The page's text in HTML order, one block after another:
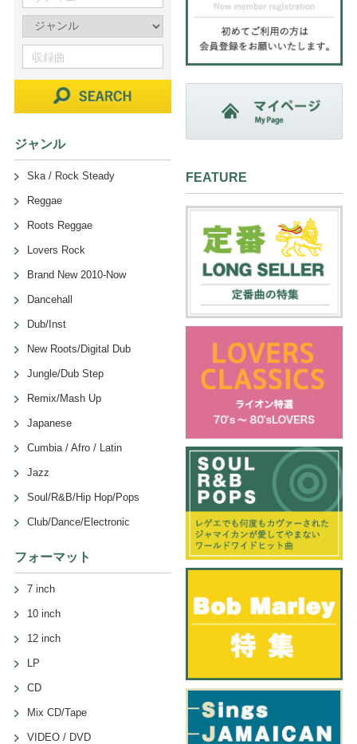
ジャンル
Ska / Rock Steady
Reggae
Roots Reggae
Lovers Rock
Brand New 2010-Now
Dancehall
Dub/Inst
New Roots/Digital Dub
Jungle/Dub Step
Remix/Mash Up
Japanese
Cumbia / Afro / Latin
Jazz
Soul/R&B/Hip Hop/Pops
Club/Dance/Electronic
フォーマット
7 inch
10 inch
12 inch
LP
CD
Mix CD/Tape
VIDEO / DVD
FEATURE